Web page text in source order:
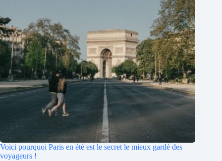
Voici pourquoi Paris en été est le secret le mieux gardé des
voyageurs !